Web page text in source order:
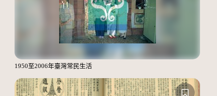
1950至2006年臺灣常民生活